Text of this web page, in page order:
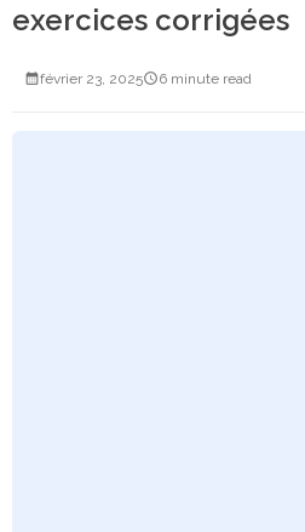
exercices corrigées
février 23, 2025 6 minute read